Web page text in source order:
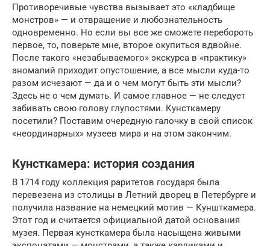
Противоречивые чувства вызывает это «кладбище
монстров» — и отвращение и любознательность
одновременно. Но если вы все же сможете перебороть
первое, то, поверьте мне, второе окупиться вдвойне.
После такого «незабываемого» экскурса в «практику»
аномалий приходит опустошение, а все мысли куда-то
разом исчезают — да и о чем могут быть эти мысли?
Здесь не о чем думать. И самое главное — не следует
забивать свою голову глупостями. Кунсткамеру
посетили? Поставим очередную галочку в свой список
«неординарных» музеев мира и на этом закончим.
Кунсткамера: история создания
В 1714 году коллекция раритетов государя была
перевезена из столицы в Летний дворец в Петербурге и
получила название на немецкий мотив — Куншткамера.
Этот год и считается официальной датой основания
музея. Первая кунсткамера была насыщена живыми